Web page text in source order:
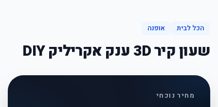
הכל לבית אופנה
שעון קיר 3D ענק אקריליק DIY
מחיר נוכחי